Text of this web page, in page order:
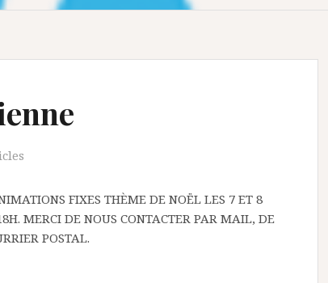
FIXES THÈME DE NOËL LES 7 ET 8
MERCI DE NOUS CONTACTER PAR MAIL, DE
POSTAL.